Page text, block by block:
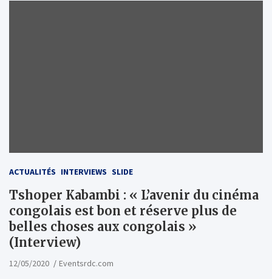
ACTUALITÉS INTERVIEWS SLIDE
Tshoper Kabambi : « L’avenir du cinéma
congolais est bon et réserve plus de
belles choses aux congolais »
(Interview)
12/05/2020 Eventsrdc.com